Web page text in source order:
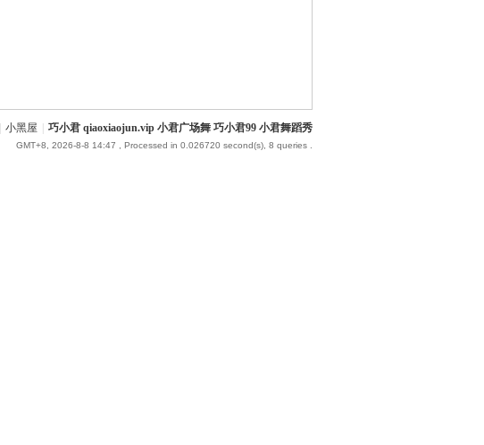
小黑屋 巧小君 qiaoxiaojun.vip 小君广场舞 巧小君99 小君舞蹈秀
GMT+8, 2026-8-8 14:47 , Processed in 0.026720 second(s), 8 queries .